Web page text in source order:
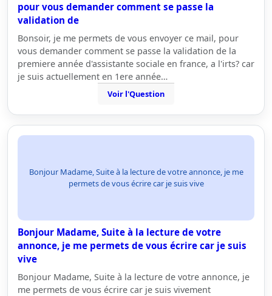
pour vous demander comment se passe la
validation de
Bonsoir, je me permets de vous envoyer ce mail, pour
vous demander comment se passe la validation de la
premiere année d'assistante sociale en france, a l'irts? car
je suis actuellement en 1ere année…
Voir l'Question
Bonjour Madame, Suite à la lecture de votre annonce, je me
permets de vous écrire car je suis vive
Bonjour Madame, Suite à la lecture de votre
annonce, je me permets de vous écrire car je suis
vive
Bonjour Madame, Suite à la lecture de votre annonce, je
me permets de vous écrire car je suis vivement